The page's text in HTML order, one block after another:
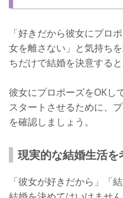
「好きだから彼女にプロ
女を離さない」と気持ち
ちだけで結婚を決意する
彼女にプロポーズをOKし
スタートさせるために、
を確認しましょう。
現実的な結婚生活を
「彼女が好きだから」「